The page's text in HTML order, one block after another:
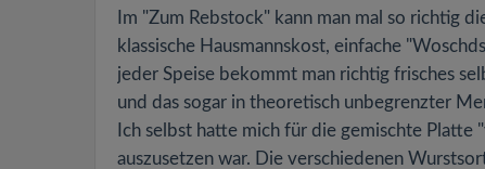
Im "Zum Rebstock" kann man mal so richtig
klassische Hausmannskost, einfache
jeder Speise bekommt man richtig frisches
und das sogar in theoretisch unbegrenzter
Ich selbst hatte mich für die gemischte Platte
auszusetzen war. Die verschiedenen